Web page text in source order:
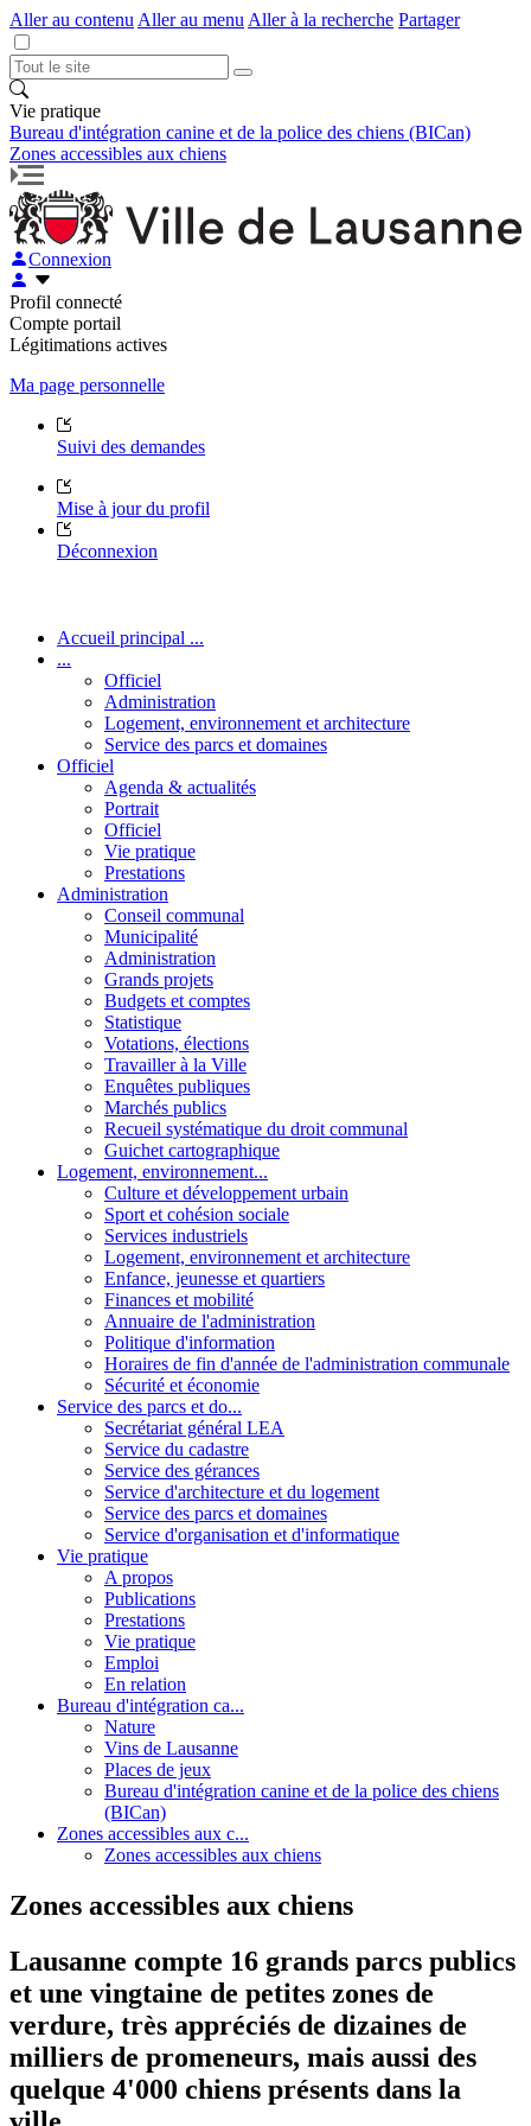
Aller au contenu Aller au menu Aller à la recherche Partager
Vie pratique
Bureau d'intégration canine et de la police des chiens (BICan)
Zones accessibles aux chiens
Connexion
Profil connecté
Compte portail
Légitimations actives
Ma page personnelle
Suivi des demandes
Mise à jour du profil
Déconnexion
Accueil principal ...
...
Officiel
Administration
Logement, environnement et architecture
Service des parcs et domaines
Officiel
Agenda & actualités
Portrait
Officiel
Vie pratique
Prestations
Administration
Conseil communal
Municipalité
Administration
Grands projets
Budgets et comptes
Statistique
Votations, élections
Travailler à la Ville
Enquêtes publiques
Marchés publics
Recueil systématique du droit communal
Guichet cartographique
Logement, environnement...
Culture et développement urbain
Sport et cohésion sociale
Services industriels
Logement, environnement et architecture
Enfance, jeunesse et quartiers
Finances et mobilité
Annuaire de l'administration
Politique d'information
Horaires de fin d'année de l'administration communale
Sécurité et économie
Service des parcs et do...
Secrétariat général LEA
Service du cadastre
Service des gérances
Service d'architecture et du logement
Service des parcs et domaines
Service d'organisation et d'informatique
Vie pratique
A propos
Publications
Prestations
Vie pratique
Emploi
En relation
Bureau d'intégration ca...
Nature
Vins de Lausanne
Places de jeux
Bureau d'intégration canine et de la police des chiens
(BICan)
Zones accessibles aux c...
Zones accessibles aux chiens
Zones accessibles aux chiens
Lausanne compte 16 grands parcs publics
et une vingtaine de petites zones de
verdure, très appréciés de dizaines de
milliers de promeneurs, mais aussi des
quelque 4'000 chiens présents dans la